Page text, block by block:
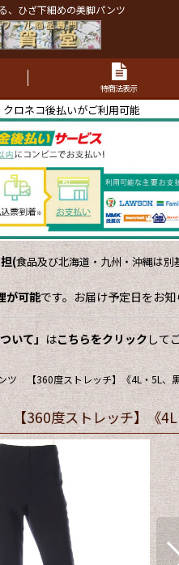
、ひざ下細めの美脚パンツ
特商法表示
クロネコ後払いがご利用可能
(食品及び北海道・九州・沖縄は別
が可能です。お届け予定日をお
いて」 はこちらをクリックして
360度ストレッチ】《4L・5L、
度ストレッチ】《4L